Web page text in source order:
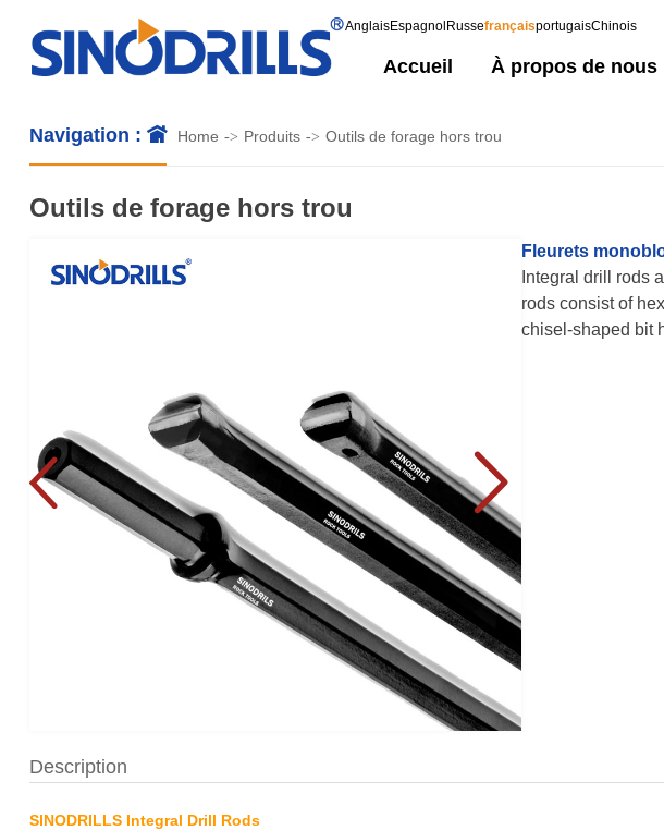
AnglaisEspagnol RussefrançaisportugaisChinois
Accueil À propos de nous
Navigation : Home -> Produits -> Outils de forage hors trou
Outils de forage hors trou
Fleurets
Integral drill rods
rods consist of
chisel-shaped bit
Description
SINODRILLS Integral Drill Rods